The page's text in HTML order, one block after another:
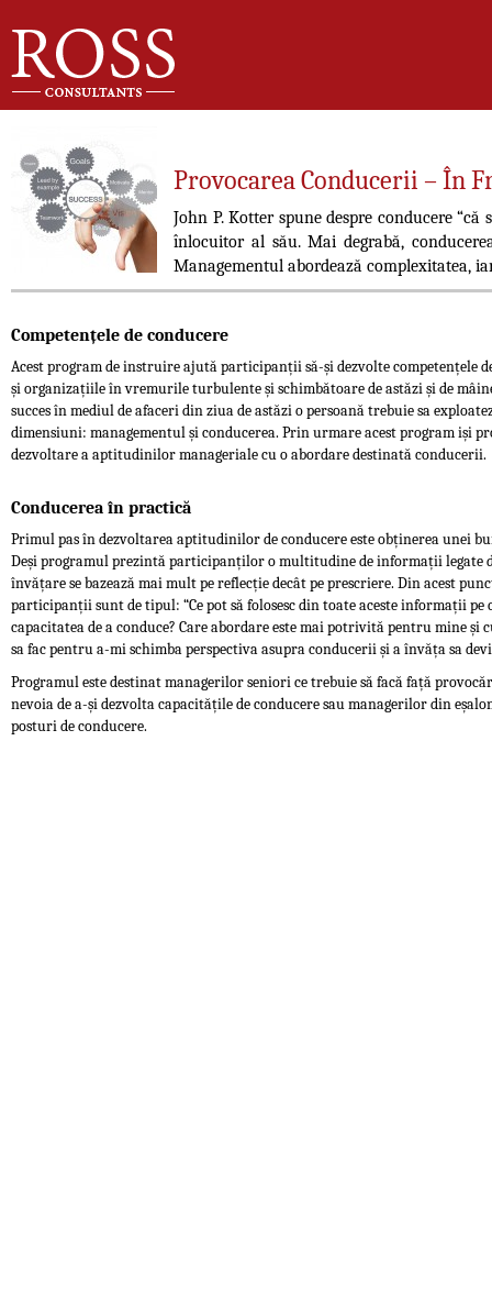
Provocarea Conducerii – În
John P. Kotter spune despre conducere
înlocuitor al său. Mai degrabă,
Managementul abordează complexitatea,
Competențele de conducere
Acest program de instruire ajută participanții să-și dezvolte competențele
și organizațiile în vremurile turbulente și schimbătoare de astăzi și de
succes în mediul de afaceri din ziua de astăzi o persoană trebuie sa
dimensiuni: managementul și conducerea. Prin urmare acest program iși
dezvoltare a aptitudinilor manageriale cu o abordare destinată conducerii.
Conducerea în practică
Primul pas în dezvoltarea aptitudinilor de conducere este obținerea unei
Deși programul prezintă participanților o multitudine de informații legate
învățare se bazează mai mult pe reflecție decât pe prescriere. Din acest
participanții sunt de tipul: “Ce pot să folosesc din toate aceste informații
capacitatea de a conduce? Care abordare este mai potrivită pentru mine și
sa fac pentru a-mi schimba perspectiva asupra conducerii și a învăța sa
Programul este destinat managerilor seniori ce trebuie să facă față
nevoia de a-și dezvolta capacitățile de conducere sau managerilor din
posturi de conducere.